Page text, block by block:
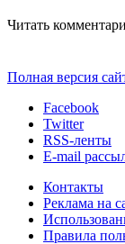
Читать
Полная версия
Facebook
Twitter
RSS-ленты
E-mail
Контакты
Реклама на
Правила